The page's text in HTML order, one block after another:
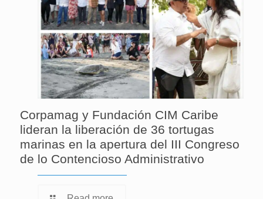
Corpamag y Fundación CIM Caribe
lideran la liberación de 36 tortugas
marinas en la apertura del III Congreso
de lo Contencioso Administrativo